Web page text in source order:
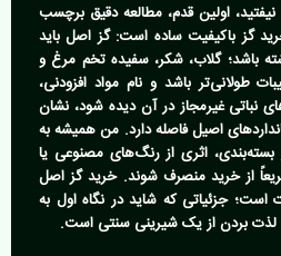
نیفتید، اولین قدم، مطالعه دقیق برچسب
گز باکیفیتساده است: گز اصل باید
باشد؛ گلاب، شکر، سفیده تخم مرغ و
طولانی‌تر باشد و نام مواد افزودنی،
نباتی غیرمجاز در آن دیده شود، نشان
اصیل فاصله دارد. من همیشه به
بسته‌بندی، اثری از رنگ‌های مصنوعی یا
از خرید منصرف شوند.خرید گز اصل
است؛ جزئیاتی که شاید در نگاه اول به
لذت بردن از یک شیرینی سنتی است.